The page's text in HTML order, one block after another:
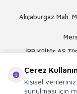
Akçaburgaz Mah.
İBB Kültür AŞ
Çerez
Kişisel
sunulması için